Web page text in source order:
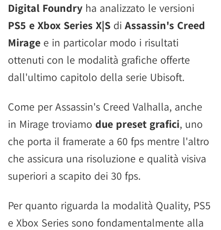
Digital Foundry ha analizzato le versioni
PS5 e Xbox Series X|S di Assassin's Creed
Mirage e in particolar modo i risultati
ottenuti con le modalità grafiche offerte
dall'ultimo capitolo della serie Ubisoft.
Come per Assassin's Creed Valhalla, anche
in Mirage troviamo due preset grafici, uno
che porta il framerate a 60 fps mentre l'altro
che assicura una risoluzione e qualità visiva
superiori a scapito dei 30 fps.
Per quanto riguarda la modalità Quality, PS5
e Xbox Series sono fondamentalmente alla